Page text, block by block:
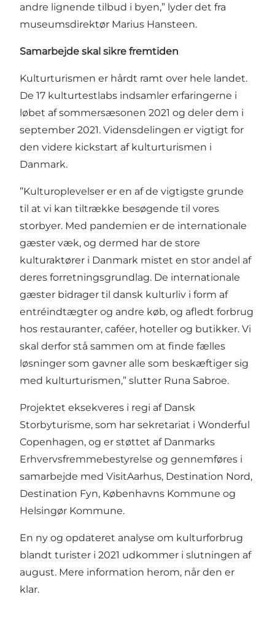
andre lignende tilbud i byen,” lyder det fra
museumsdirektør Marius Hansteen.
Samarbejde skal sikre fremtiden
Kulturturismen er hårdt ramt over hele landet.
De 17 kulturtestlabs indsamler erfaringerne i
løbet af sommersæsonen 2021 og deler dem i
september 2021. Vidensdelingen er vigtigt for
den videre kickstart af kulturturismen i
Danmark.
”Kulturoplevelser er en af de vigtigste grunde
til at vi kan tiltrække besøgende til vores
storbyer. Med pandemien er de internationale
gæster væk, og dermed har de store
kulturaktører i Danmark mistet en stor andel af
deres forretningsgrundlag. De internationale
gæster bidrager til dansk kulturliv i form af
entréindtægter og andre køb, og afledt forbrug
hos restauranter, caféer, hoteller og butikker. Vi
skal derfor stå sammen om at finde fælles
løsninger som gavner alle som beskæftiger sig
med kulturturismen,” slutter Runa Sabroe.
Projektet eksekveres i regi afDansk
Storbyturisme, som har sekretariat i Wonderful
Copenhagen, og er støttet af Danmarks
Erhvervsfremmebestyrelse og gennemføres i
samarbejde med VisitAarhus, Destination Nord,
Destination Fyn, Københavns Kommune og
Helsingør Kommune.
En ny og opdateret analyse om kulturforbrug
blandt turister i 2021 udkommer i slutningen af
august. Mere information herom, når den er
klar.